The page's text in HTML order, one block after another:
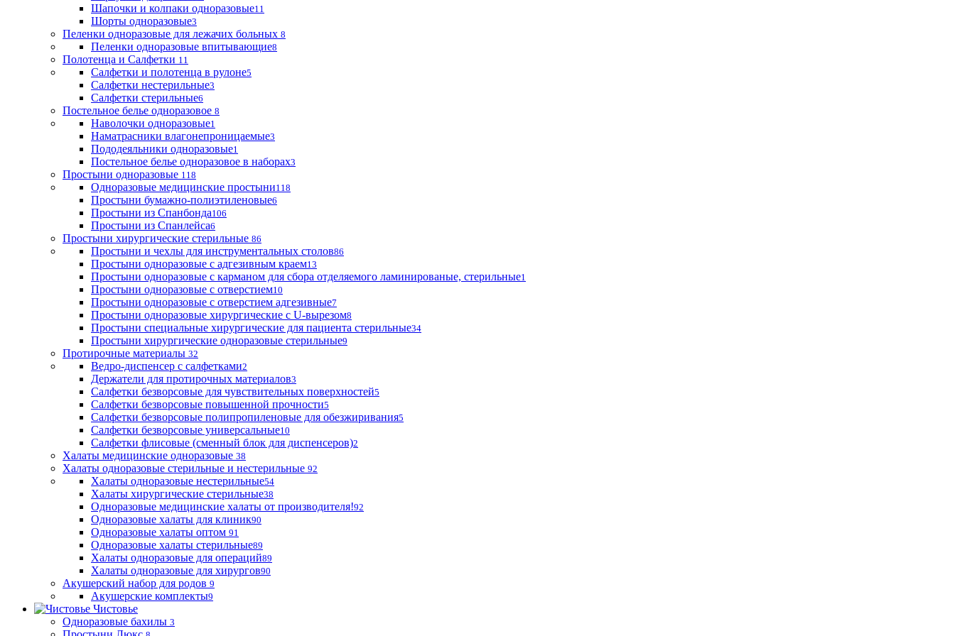
Шапочки и колпаки одноразовые11
Шорты одноразовые3
Пеленки одноразовые для лежачих больных 8
Пеленки одноразовые впитывающие8
Полотенца и Салфетки 11
Салфетки и полотенца в рулоне5
Салфетки нестерильные3
Салфетки стерильные6
Постельное белье одноразовое 8
Наволочки одноразовые1
Наматрасники влагонепроницаемые3
Пододеяльники одноразовые1
Постельное белье одноразовое в наборах3
Простыни одноразовые 118
Одноразовые медицинские простыни118
Простыни бумажно-полиэтиленовые6
Простыни из Спанбонда106
Простыни из Спанлейса6
Простыни хирургические стерильные 86
Простыни и чехлы для инструментальных столов86
Простыни одноразовые с адгезивным краем13
Простыни одноразовые с карманом для сбора отделяемого ламинированые, стерильные1
Простыни одноразовые с отверстием10
Простыни одноразовые с отверстием адгезивные7
Простыни одноразовые хирургические с U-вырезом8
Простыни специальные хирургические для пациента стерильные34
Простыни хирургические одноразовые стерильные9
Протирочные материалы 32
Ведро-диспенсер с салфетками2
Держатели для протирочных материалов3
Салфетки безворсовые для чувствительных поверхностей5
Салфетки безворсовые повышенной прочности5
Салфетки безворсовые полипропиленовые для обезжиривания5
Салфетки безворсовые универсальные10
Салфетки флисовые (сменный блок для диспенсеров)2
Халаты медицинские одноразовые 38
Халаты одноразовые стерильные и нестерильные 92
Халаты одноразовые нестерильные54
Халаты хирургические стерильные38
Одноразовые медицинские халаты от производителя!92
Одноразовые халаты для клиник90
Одноразовые халаты оптом 91
Одноразовые халаты стерильные89
Халаты одноразовые для операций89
Халаты одноразовые для хирургов90
Акушерский набор для родов 9
Акушерские комплекты9
Чистовье
Одноразовые бахилы 3